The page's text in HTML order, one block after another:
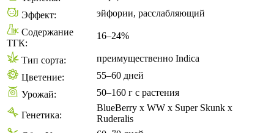
Эффект:
эйфории, расслабляющий
Содержание
ТГК:
16–24%
Тип сорта:
преимущественно Indica
Цветение:
55–60 дней
Урожай:
50–160 г с растения
Генетика:
BlueBerry x WW x Super Skunk x
Ruderalis